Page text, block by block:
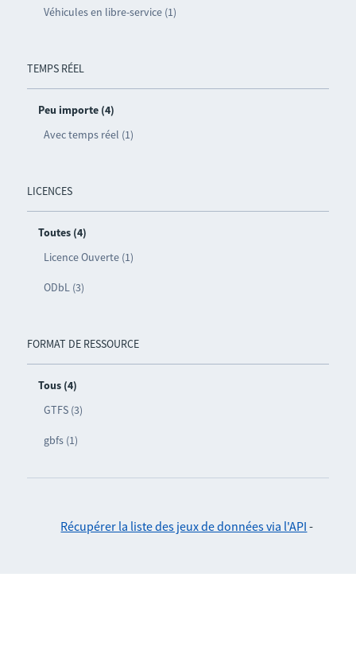
Véhicules en libre-service (1)
TEMPS RÉEL
Peu importe (4)
Avec temps réel (1)
LICENCES
Toutes (4)
Licence Ouverte (1)
ODbL (3)
FORMAT DE RESSOURCE
Tous (4)
GTFS (3)
gbfs (1)
Récupérer la liste des jeux de données via l'API -